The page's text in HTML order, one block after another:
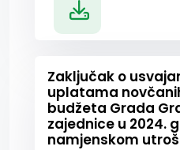
Zaključak o
uplatama
budžeta Grada
zajednice u 2024.
namjenskom